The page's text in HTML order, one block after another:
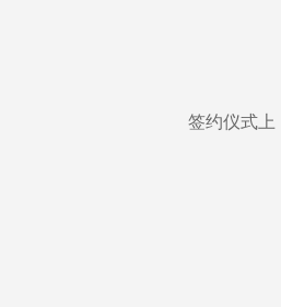
签约仪式上